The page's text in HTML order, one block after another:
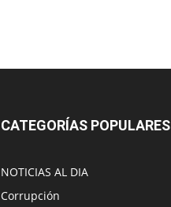
CATEGORÍAS POPULARES
NOTICIAS AL DIA
Corrupción